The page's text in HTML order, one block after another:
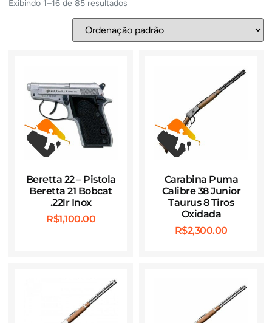
Exibindo 1–16 de 85 resultados
Beretta 22 – Pistola
Beretta 21 Bobcat
.22lr Inox
R$1,100.00
Carabina Puma
Calibre 38 Junior
Taurus 8 Tiros
Oxidada
R$2,300.00